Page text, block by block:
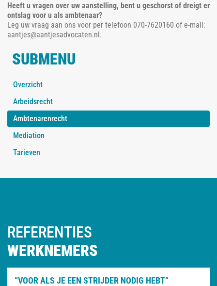
Heeft u vragen over uw aanstelling, bent u geschorst of dreigt er
ontslag voor u als ambtenaar?
Leg uw vraag aan ons voor per telefoon 070-7620160 of e-mail:
aantjes@aantjesadvocaten.nl.
SUBMENU
Overzicht
Arbeidsrecht
Ambtenarenrecht
Mediation
Tarieven
REFERENTIES
WERKNEMERS
“VOOR ALS JE EEN STRIJDER NODIG HEBT”